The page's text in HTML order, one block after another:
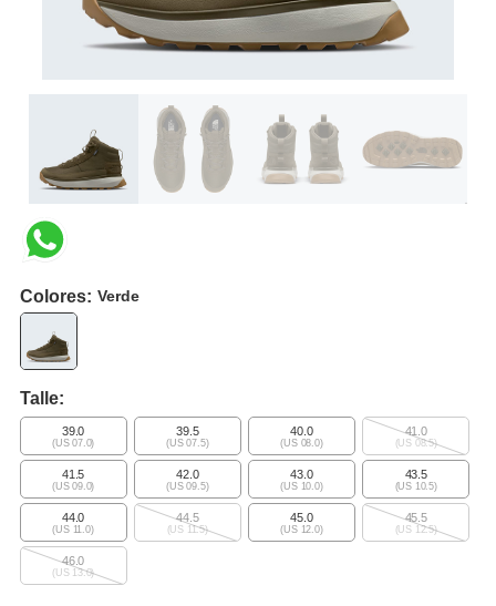
Colores: Verde
Talle:
39.0
(US 07.0)
39.5
(US 07.5)
40.0
(US 08.0)
41.0
(US 08.5)
41.5
(US 09.0)
42.0
(US 09.5)
43.0
(US 10.0)
43.5
(US 10.5)
44.0
(US 11.0)
44.5
(US 11.5)
45.0
(US 12.0)
45.5
(US 12.5)
46.0
(US 13.0)